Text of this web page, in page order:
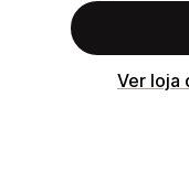
Ver loja